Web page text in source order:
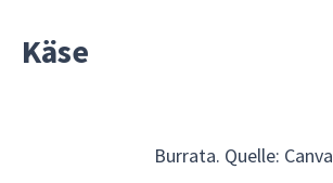
Käse
Burrata. Quelle: Canva